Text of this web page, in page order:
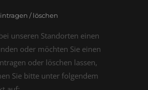
/ löschen
unseren Standorten einen
oder möchten Sie einen
oder löschen lassen,
Sie bitte unter folgendem